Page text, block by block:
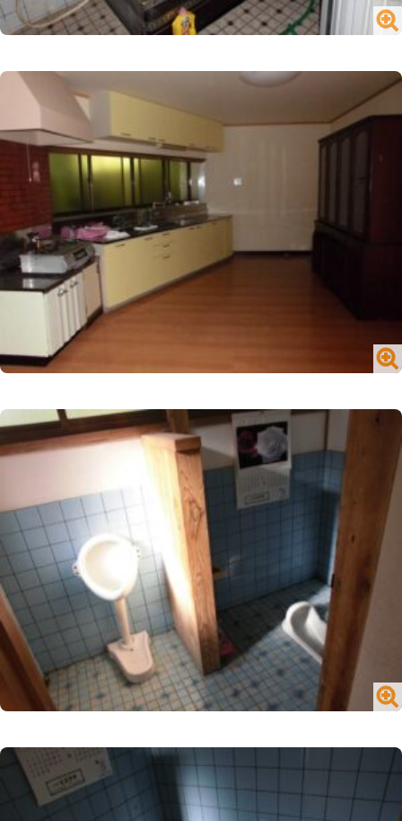
閉じる
買う／一戸建て／山内町大字宮野
閉じる
買う／一戸建て／山内町大字宮野
閉じる
買う／一戸建て／山内町大字宮野